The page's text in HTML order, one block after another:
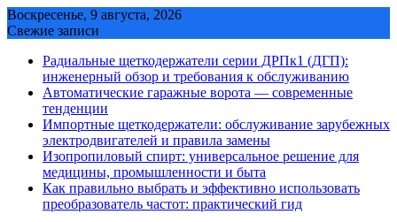
Skip
to
Воскресенье, 9 августа, 2026
Свежие записи
Радиальные щеткодержатели серии ДРПк1 (ДГП):
инженерный обзор и требования к обслуживанию
Автоматические гаражные ворота — современные
тенденции
Импортные щеткодержатели: обслуживание зарубежных
электродвигателей и правила замены
Изопропиловый спирт: универсальное решение для
медицины, промышленности и быта
Как правильно выбрать и эффективно использовать
преобразователь частот: практический гид